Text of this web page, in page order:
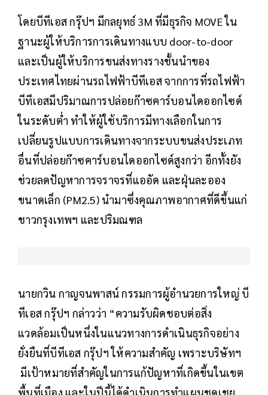
โดยบีทีเอส กรุ๊ปฯ มีกลยุทธ์ 3M ที่มีธุรกิจ MOVE ใน
ฐานะผู้ให้บริการการเดินทางแบบ door-to-door
และเป็นผู้ให้บริการขนส่งทางรางชั้นนำของ
ประเทศไทยผ่านรถไฟฟ้าบีทีเอส จากการที่รถไฟฟ้า
บีทีเอสมีปริมาณการปล่อยก๊าซคาร์บอนไดออกไซด์
ในระดับต่ำ ทำให้ผู้ใช้บริการมีทางเลือกในการ
เปลี่ยนรูปแบบการเดินทางจากระบบขนส่งประเภท
อื่นที่ปล่อยก๊าซคาร์บอนไดออกไซด์สูงกว่า อีกทั้งยัง
ช่วยลดปัญหาการจราจรที่แออัด และฝุ่นละออง
ขนาดเล็ก (PM2.5) นำมาซึ่งคุณภาพอากาศที่ดีขึ้นแก่
ชาวกรุงเทพฯ และปริมณฑล
นายกวิน กาญจนพาสน์ กรรมการผู้อำนวยการใหญ่ บี
ทีเอส กรุ๊ปฯ กล่าวว่า “ความรับผิดชอบต่อสิ่ง
แวดล้อมเป็นหนึ่งในแนวทางการดำเนินธุรกิจอย่าง
ยั่งยืนที่บีทีเอส กรุ๊ปฯ ให้ความสำคัญ เพราะบริษัทฯ
มีเป้าหมายที่สำคัญในการแก้ปัญหาที่เกิดขึ้นในเขต
พื้นที่เมือง และในปีนี้ได้ดำเนินการทำแผนชดเชย